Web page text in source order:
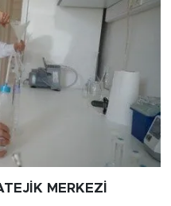
MERKEZİ